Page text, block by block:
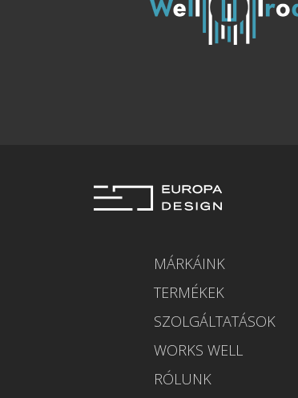
MÁRKÁINK
TERMÉKEK
SZOLGÁLTATÁSOK
WORKS WELL
RÓLUNK